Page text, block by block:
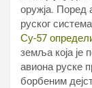
оружја. Поред
руског
Су-57
земља која је
авиона руске
борбеним